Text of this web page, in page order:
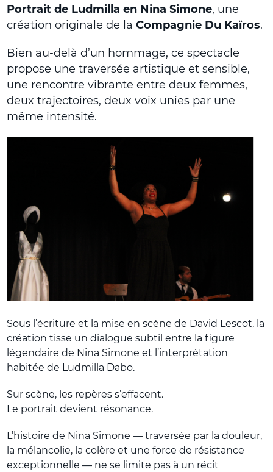
Portrait de Ludmilla en Nina Simone, une
création originale de laCompagnie Du Kaïros.
Bien au-delà d’un hommage, ce spectacle
propose une traversée artistique et sensible,
une rencontre vibrante entre deux femmes,
deux trajectoires, deux voix unies par une
même intensité.
Sous l’écriture et la mise en scène de David Lescot, la
création tisse un dialogue subtil entre la figure
légendaire de Nina Simone et l’interprétation
habitée de Ludmilla Dabo.
Sur scène, les repères s’effacent.
Le portrait devient résonance.
L’histoire de Nina Simone — traversée par la douleur,
la mélancolie, la colère et une force de résistance
exceptionnelle — ne se limite pas à un récit